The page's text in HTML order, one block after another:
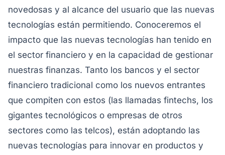
novedosas y al alcance del usuario que las nuevas
tecnologías están permitiendo. Conoceremos el
impacto que las nuevas tecnologías han tenido en
el sector financiero y en la capacidad de gestionar
nuestras finanzas. Tanto los bancos y el sector
financiero tradicional como los nuevos entrantes
que compiten con estos (las llamadas fintechs, los
gigantes tecnológicos o empresas de otros
sectores como las telcos), están adoptando las
nuevas tecnologías para innovar en productos y